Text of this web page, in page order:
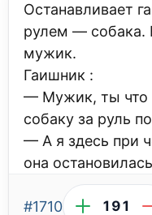
Останавливает
рулем — собака.
мужик.
Гаишник :
— Мужик, ты что
собаку за руль
— А я здесь при
она
#1710 191